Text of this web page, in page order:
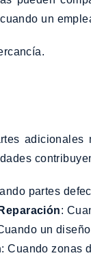
un
partes
:
un
: Cuando zonas